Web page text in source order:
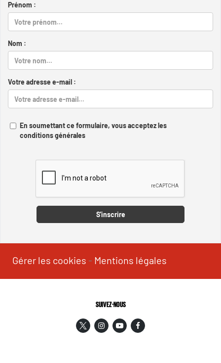
Prénom :
Nom :
Votre adresse e-mail :
En soumettant ce formulaire, vous acceptez les
conditions générales
S'inscrire
Gérer les cookies - Mentions légales
SUIVEZ-NOUS